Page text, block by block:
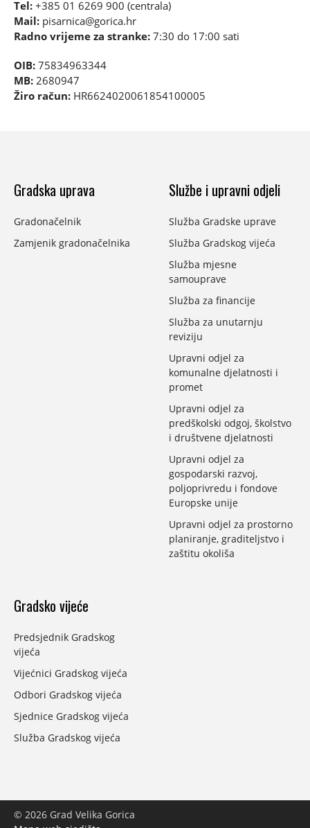
Tel: +385 01 6269 900 (centrala)
Mail: pisarnica@gorica.hr
Radno vrijeme za stranke: 7:30 do 17:00 sati
OIB: 75834963344
MB: 2680947
Žiro račun: HR6624020061854100005
Gradska uprava
Gradonačelnik
Zamjenik gradonačelnika
Službe i upravni odjeli
Služba Gradske uprave
Služba Gradskog vijeća
Služba mjesne
samouprave
Služba za financije
Služba za unutarnju
reviziju
Upravni odjel za
komunalne djelatnosti i
promet
Upravni odjel za
predškolski odgoj, školstvo
i društvene djelatnosti
Upravni odjel za
gospodarski razvoj,
poljoprivredu i fondove
Europske unije
Upravni odjel za prostorno
planiranje, graditeljstvo i
zaštitu okoliša
Gradsko vijeće
Predsjednik Gradskog
vijeća
Vijećnici Gradskog vijeća
Odbori Gradskog vijeća
Sjednice Gradskog vijeća
Služba Gradskog vijeća
© 2026 Grad Velika Gorica